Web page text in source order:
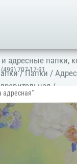
707-17-91
адресные папки,
/Папки /
/